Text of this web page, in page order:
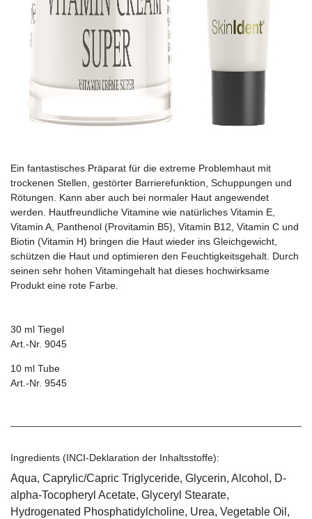
Ein fantastisches Präparat für die extreme Problemhaut mit
trockenen Stellen, gestörter Barrierefunktion, Schuppungen und
Rötungen. Kann aber auch bei normaler Haut angewendet
werden. Hautfreundliche Vitamine wie natürliches Vitamin E,
Vitamin A, Panthenol (Provitamin B5), Vitamin B12, Vitamin C und
Biotin (Vitamin H) bringen die Haut wieder ins Gleichgewicht,
schützen die Haut und optimieren den Feuchtigkeitsgehalt. Durch
seinen sehr hohen Vitamingehalt hat dieses hochwirksame
Produkt eine rote Farbe.
30 ml Tiegel
Art.-Nr. 9045
10 ml Tube
Art.-Nr. 9545
Ingredients (INCI-Deklaration der Inhaltsstoffe):
Aqua, Caprylic/Capric Triglyceride, Glycerin, Alcohol, D-
alpha-Tocopheryl Acetate, Glyceryl Stearate,
Hydrogenated Phosphatidylcholine, Urea, Vegetable Oil,